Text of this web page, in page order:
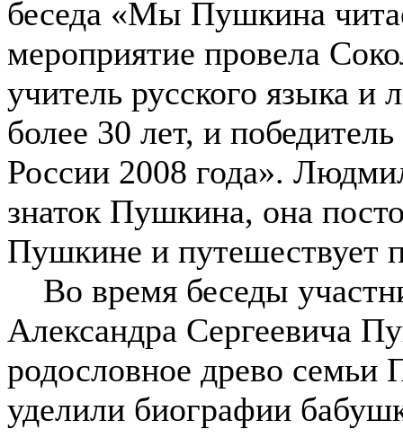
беседа «Мы Пушкина
мероприятие провела
учитель русского языка и
более 30 лет, и
России 2008 года».
знаток Пушкина, она
Пушкине и путешествует
Во время беседы
Александра Сергеевича
родословное древо
уделили биографии